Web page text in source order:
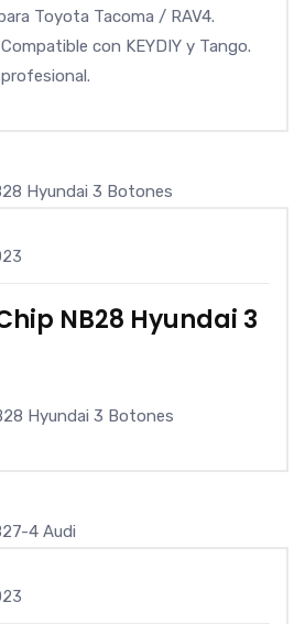
Toyota Tacoma / RAV4.
con KEYDIY y Tango.
NB28 Hyundai 3
Hyundai 3 Botones